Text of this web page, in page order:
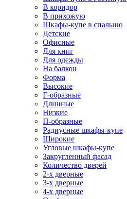
В коридор
В прихожую
Шкафы-купе в спальню
Детские
Офисные
Для книг
Для одежды
На балкон
Форма
Высокие
Г-образные
Длинные
Низкие
П-образные
Радиусные шкафы-купе
Широкие
Угловые шкафы-купе
Закругленный фасад
Количество дверей
2-х дверные
3-х дверные
4-х дверные